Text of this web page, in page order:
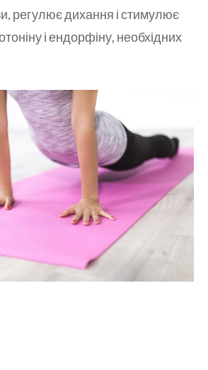
регулює дихання і стимулює
і ендорфіну, необхідних